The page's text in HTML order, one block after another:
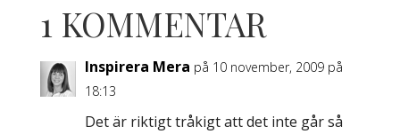
1 KOMMENTAR
Inspirera Mera på 10 november, 2009 på
18:13
Det är riktigt tråkigt att det inte går så